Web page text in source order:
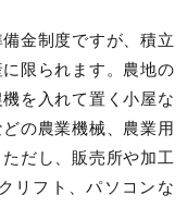
金制度ですが、積立
限られます。農地の
を入れて置く小屋な
の農業機械、農業用
だし、販売所や加工
リフト、パソコンな